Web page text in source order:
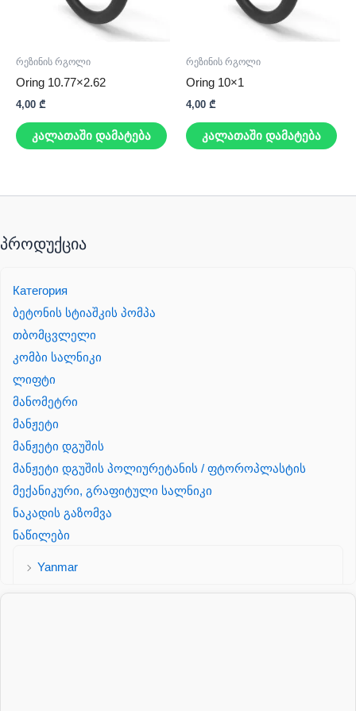
რეზინის რგოლი
Oring 10.77×2.62
4,00 ₾
კალათაში დამატება
რეზინის რგოლი
Oring 10×1
4,00 ₾
კალათაში დამატება
პროდუქცია
Категория
ბეტონის სტიაშკის პომპა
თბომცვლელი
კომბი სალნიკი
ლიფტი
მანომეტრი
მანჟეტი
მანჟეტი დგუშის
მანჟეტი დგუშის პოლიურეტანის / ფტოროპლასტის
მექანიკური, გრაფიტული სალნიკი
ნაკადის გაზომვა
ნაწილები
Yanmar